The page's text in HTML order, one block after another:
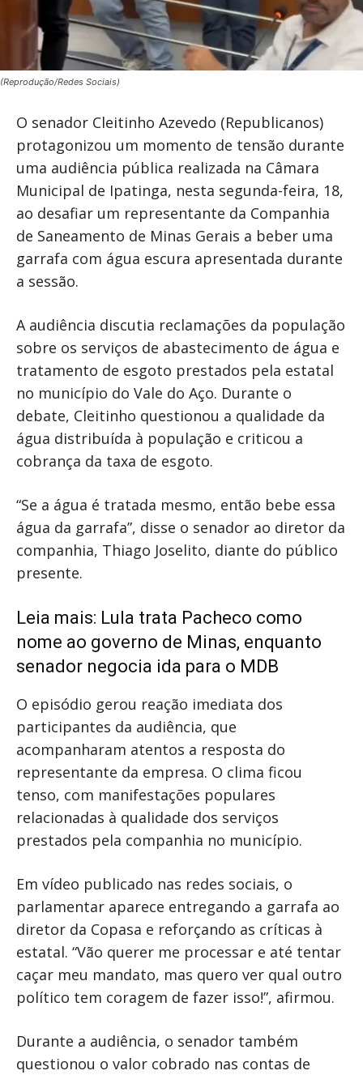
(Reprodução/Redes Sociais)
O senador Cleitinho Azevedo (Republicanos)
protagonizou um momento de tensão durante
uma audiência pública realizada na Câmara
Municipal de Ipatinga, nesta segunda-feira, 18,
ao desafiar um representante da Companhia
de Saneamento de Minas Gerais a beber uma
garrafa com água escura apresentada durante
a sessão.
A audiência discutia reclamações da população
sobre os serviços de abastecimento de água e
tratamento de esgoto prestados pela estatal
no município do Vale do Aço. Durante o
debate, Cleitinho questionou a qualidade da
água distribuída à população e criticou a
cobrança da taxa de esgoto.
“Se a água é tratada mesmo, então bebe essa
água da garrafa”, disse o senador ao diretor da
companhia, Thiago Joselito, diante do público
presente.
Leia mais: Lula trata Pacheco como
nome ao governo de Minas, enquanto
senador negocia ida para o MDB
O episódio gerou reação imediata dos
participantes da audiência, que
acompanharam atentos a resposta do
representante da empresa. O clima ficou
tenso, com manifestações populares
relacionadas à qualidade dos serviços
prestados pela companhia no município.
Em vídeo publicado nas redes sociais, o
parlamentar aparece entregando a garrafa ao
diretor da Copasa e reforçando as críticas à
estatal. “Vão querer me processar e até tentar
caçar meu mandato, mas quero ver qual outro
político tem coragem de fazer isso!”, afirmou.
Durante a audiência, o senador também
questionou o valor cobrado nas contas de